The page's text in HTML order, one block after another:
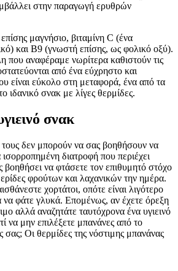
στην παραγωγή ερυθρών
μαγνήσιο, βιταμίνη C (ένα
και Β9 (γνωστή επίσης, ως φολικό οξύ).
που αναφέραμε νωρίτερα καθιστούν τις
από ένα εύχρηστο και
είναι εύκολο στη μεταφορά, ένα από τα
ιδανικό σνακ με λίγες θερμίδες.
σνακ
δεν μπορούν να σας βοηθήσουν να
διατροφή που περιέχει
βοηθήσει να φτάσετε τον επιθυμητό στόχο
φρούτων και λαχανικών την ημέρα.
χορτάτοι, οπότε είναι λιγότερο
να φάτε γλυκά. Επομένως, αν έχετε όρεξη
αλλά αναζητάτε ταυτόχρονα ένα υγιεινό
να μην επιλέξετε μπανάνες από το
σας; Οι θερμίδες της νόστιμης μπανάνας